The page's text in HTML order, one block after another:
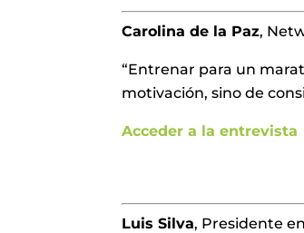
Carolina de la Paz,
“Entrenar para un
motivación, sino de
Acceder a la entrevista
Luis Silva, Presidente